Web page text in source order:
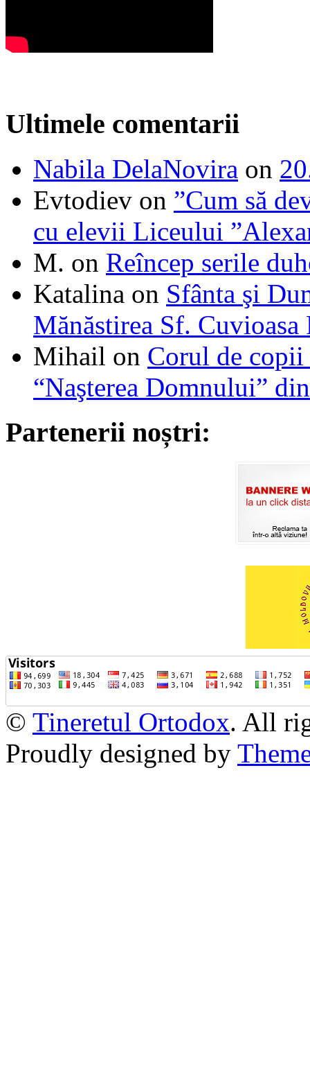
Ultimele comentarii
Nabila DelaNovira on
Evtodiev on ”Cum să
cu elevii Liceului
M. on Reîncep serile
Katalina on Sfânta şi
Mănăstirea Sf. Cuvioasa
Mihail on Corul de
“Naşterea Domnului”
Partenerii noștri:
© Tineretul Ortodox. All
Proudly designed by